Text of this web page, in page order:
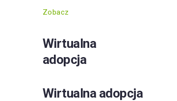
Zobacz
Wirtualna
adopcja
Wirtualna adopcja